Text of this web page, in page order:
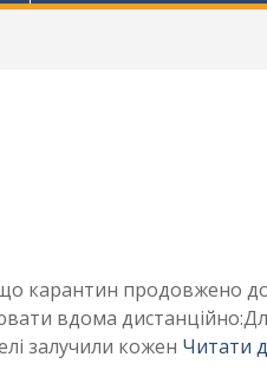
що карантин продовжено
вдома
залучили кожен Читати